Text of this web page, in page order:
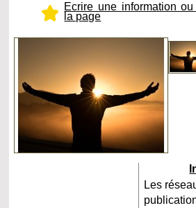
Ecrire une information
la page
Les